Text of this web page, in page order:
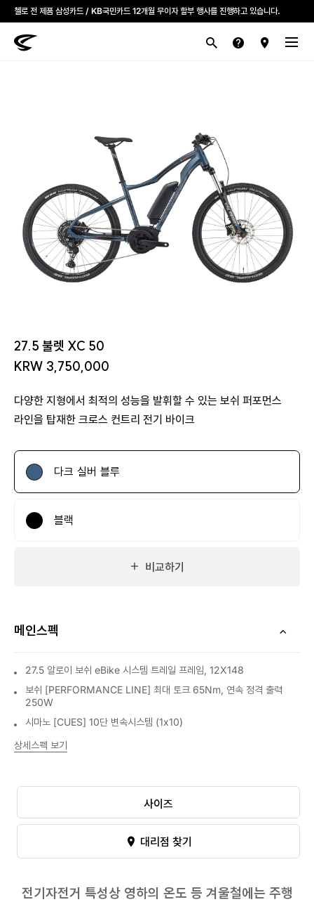
첼로 전 제품 삼성카드 / KB국민카드 12개월 무이자 할부 행사를 진행하고 있습니다.
27.5 불렛 XC 50
KRW 3,750,000
다양한 지형에서 최적의 성능을 발휘할 수 있는 보쉬 퍼포먼스
라인을 탑재한 크로스 컨트리 전기 바이크
다크 실버 블루
블랙
비교하기
메인스펙
27.5 알로이 보쉬 eBike 시스템 트레일 프레임, 12X148
보쉬 [PERFORMANCE LINE] 최대 토크 65Nm, 연속 정격 출력
250W
시마노 [CUES] 10단 변속시스템 (1x10)
상세스펙 보기
사이즈
대리점 찾기
전기자전거 특성상 영하의 온도 등 겨울철에는 주행